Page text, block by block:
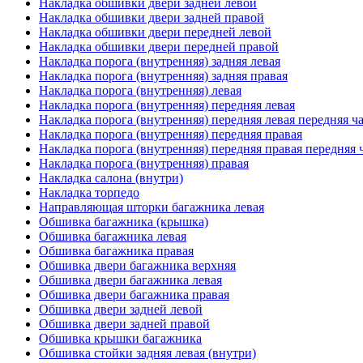
Накладка обшивки двери задней правой
Накладка обшивки двери передней левой
Накладка обшивки двери передней правой
Накладка порога (внутренняя) задняя левая
Накладка порога (внутренняя) задняя правая
Накладка порога (внутренняя) левая
Накладка порога (внутренняя) передняя левая
Накладка порога (внутренняя) передняя левая передняя
Накладка порога (внутренняя) передняя правая
Накладка порога (внутренняя) передняя правая передняя
Накладка порога (внутренняя) правая
Накладка салона (внутри)
Накладка торпедо
Направляющая шторки багажника левая
Обшивка багажника (крышка)
Обшивка багажника левая
Обшивка багажника правая
Обшивка двери багажника верхняя
Обшивка двери багажника левая
Обшивка двери багажника правая
Обшивка двери задней левой
Обшивка двери задней правой
Обшивка крышки багажника
Обшивка стойки задняя левая (внутри)